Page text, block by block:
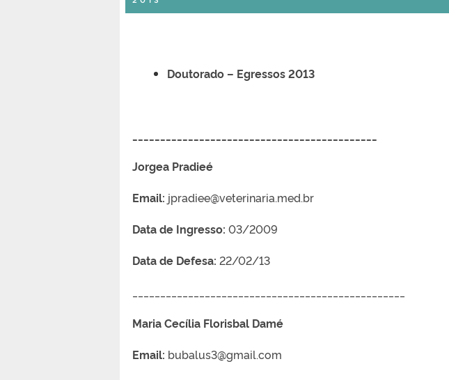
Doutorado – Egressos 2013
Jorgea Pradieé
Email: jpradiee@veterinaria.med.br
Data de Ingresso: 03/2009
Data de Defesa: 22/02/13
Maria Cecília Florisbal Damé
Email: bubalus3@gmail.com